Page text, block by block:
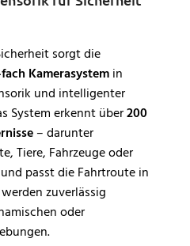
sorgt die
Kamerasystemin
und intelligenter
System erkennt über200
– darunter
Tiere, Fahrzeuge oder
passt die Fahrtroute in
zuverlässig
oder